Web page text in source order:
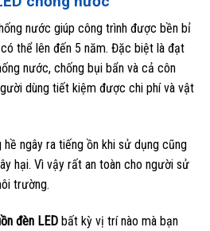
nước giúp công trình được bền bỉ
thể lên đến 5 năm. Đặc biệt là đạt
nước, chống bụi bẩn và cả côn
dùng tiết kiệm được chi phí và vật
hề ngây ra tiếng ồn khi sử dụng cũng
hại. Vì vậy rất an toàn cho người sử
trường.
đèn LED bất kỳ vị trí nào mà bạn